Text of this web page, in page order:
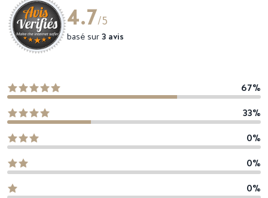
4.7/5
basé sur 3 avis
67%
33%
0%
0%
0%